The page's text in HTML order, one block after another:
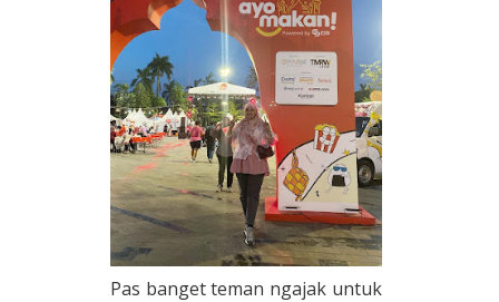
Pas banget teman ngajak untuk